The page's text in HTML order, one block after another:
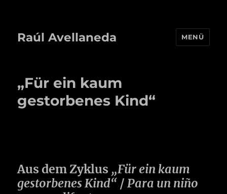
Raúl Avellaneda MENÜ
„Für ein kaum
gestorbenes Kind“
Aus dem Zyklus „Für ein kaum
gestorbenes Kind“ /Para un niño